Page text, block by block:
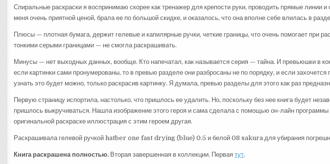
Спиральные раскраски я воспринимаю скорее как тренажер для крепости руки, проводить прямые линии
меня очень приятной ценой, брала ее по большой скидке, и оказалось, что она вполне себе влилась в
Плюсы — плотная бумага, держит гелевые и капилярные ручки, четкие границы, что очень помогает при
тонкими серыми границами — не смогла раскрашивать.
Минусы — нет выходных данных, вообще. Кто напечатал, как называется серия — тайна. И превьюшки в
если картинки сами пронумерованы, то в превью разделе они разбросаны не по порядку, и если
узнать это будет можно, только раскрасив картинку. Я думала, превью разделы для этого как раз
Первую страницу испортила, настолько, что пришлось ее удалить. Но, поскольку без нее книга будет
пришлось выкручиваться. Нашла изображение этого героя и сама сделала с помощью он-лайн программы
оригинальной раскраске иллюстрация с этим героем другая.
Раскрашивала гелевой ручкой hatber one fast drying (blue) 0.5 и белой 08 sakura для убирания
Книга раскрашена полностью. Вторая завершенная в коллекции. Перваятут.